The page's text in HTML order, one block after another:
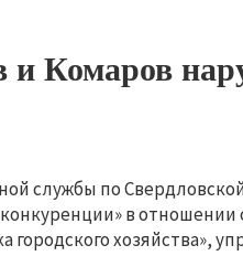
и Комаров
службы по
в отношении
городского хозяйства»,